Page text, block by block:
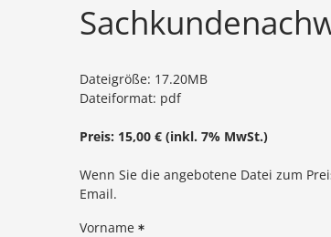
Dateigröße: 17.20MB
Dateiformat: pdf
Preis: 15,00 € (inkl. 7% MwSt.)
Wenn Sie die angebotene Datei zum
Email.
Vorname